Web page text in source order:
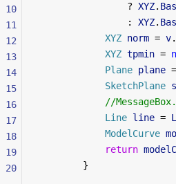
                ?
XYZ.
                :
XYZ.
            XYZ
norm = v.
            XYZ
tpmin =
            Plane
plane =
            SketchPlane
//
            Line
line =
            ModelCurve
            return
        }
10
11
12
13
14
15
16
17
18
19
20